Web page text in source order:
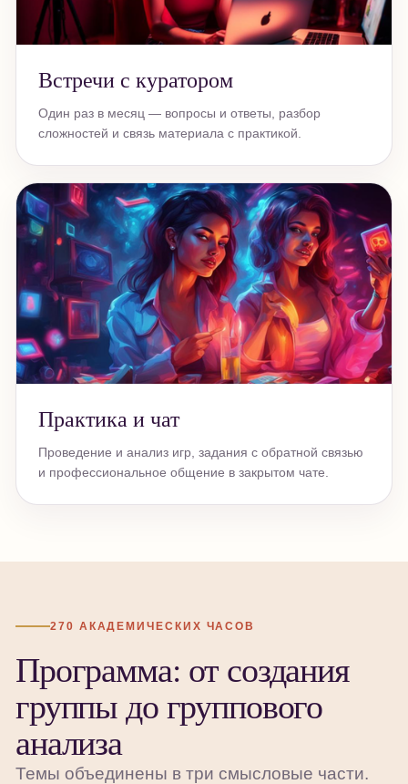
Встречи с куратором
Один раз в месяц — вопросы и ответы, разбор
сложностей и связь материала с практикой.
Практика и чат
Проведение и анализ игр, задания с обратной связью
и профессиональное общение в закрытом чате.
270 АКАДЕМИЧЕСКИХ ЧАСОВ
Программа: от создания
группы до группового
анализа
Темы объединены в три смысловые части.